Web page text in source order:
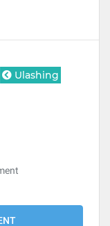
Ulashing